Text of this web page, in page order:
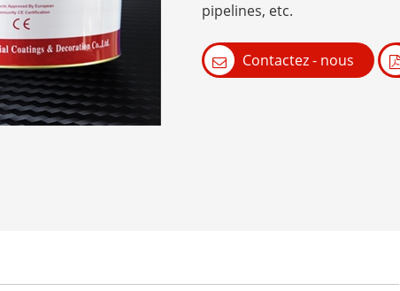
pipelines, etc.
Contactez - nous